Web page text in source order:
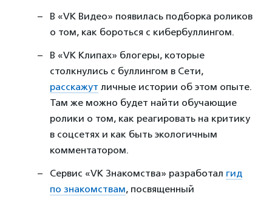
В «VK Видео» появилась подборка роликов
о том, как бороться с кибербуллингом.
В «VK Клипах» блогеры, которые
столкнулись с буллингом в Сети,
расскажут личные истории об этом опыте.
Там же можно будет найти обучающие
ролики о том, как реагировать на критику
в соцсетях и как быть экологичным
комментатором.
Сервис «VK Знакомства» разработал гид
по знакомствам, посвященный